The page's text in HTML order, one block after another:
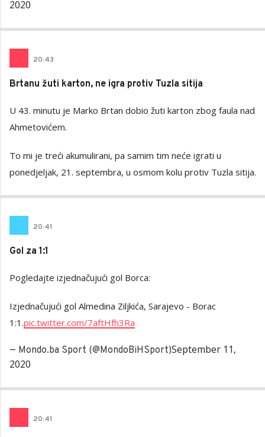
2020
20:43
Brtanu žuti karton, ne igra protiv Tuzla sitija
U 43. minutu je Marko Brtan dobio žuti karton zbog faula nad
Ahmetovićem.
To mi je treći akumulirani, pa samim tim neće igrati u
ponedjeljak, 21. septembra, u osmom kolu protiv Tuzla sitija.
20:41
Gol za 1:1
Pogledajte izjednačujući gol Borca:
Izjednačujući gol Almedina Ziljkića, Sarajevo - Borac
1:1.pic.twitter.com/7aftHfh3Ra
— Mondo.ba Sport (@MondoBiHSport)September 11,
2020
20:41